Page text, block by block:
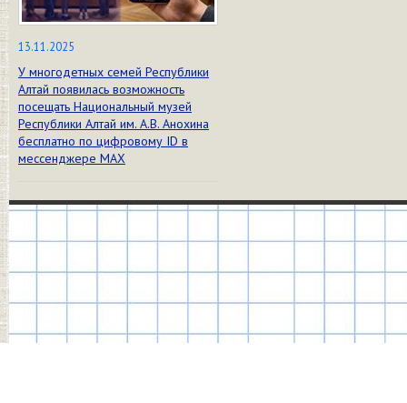
13.11.2025
У многодетных семей Республики
Алтай появилась возможность
посещать Национальный музей
Республики Алтай им. А.В. Анохина
бесплатно по цифровому ID в
мессенджере МАХ